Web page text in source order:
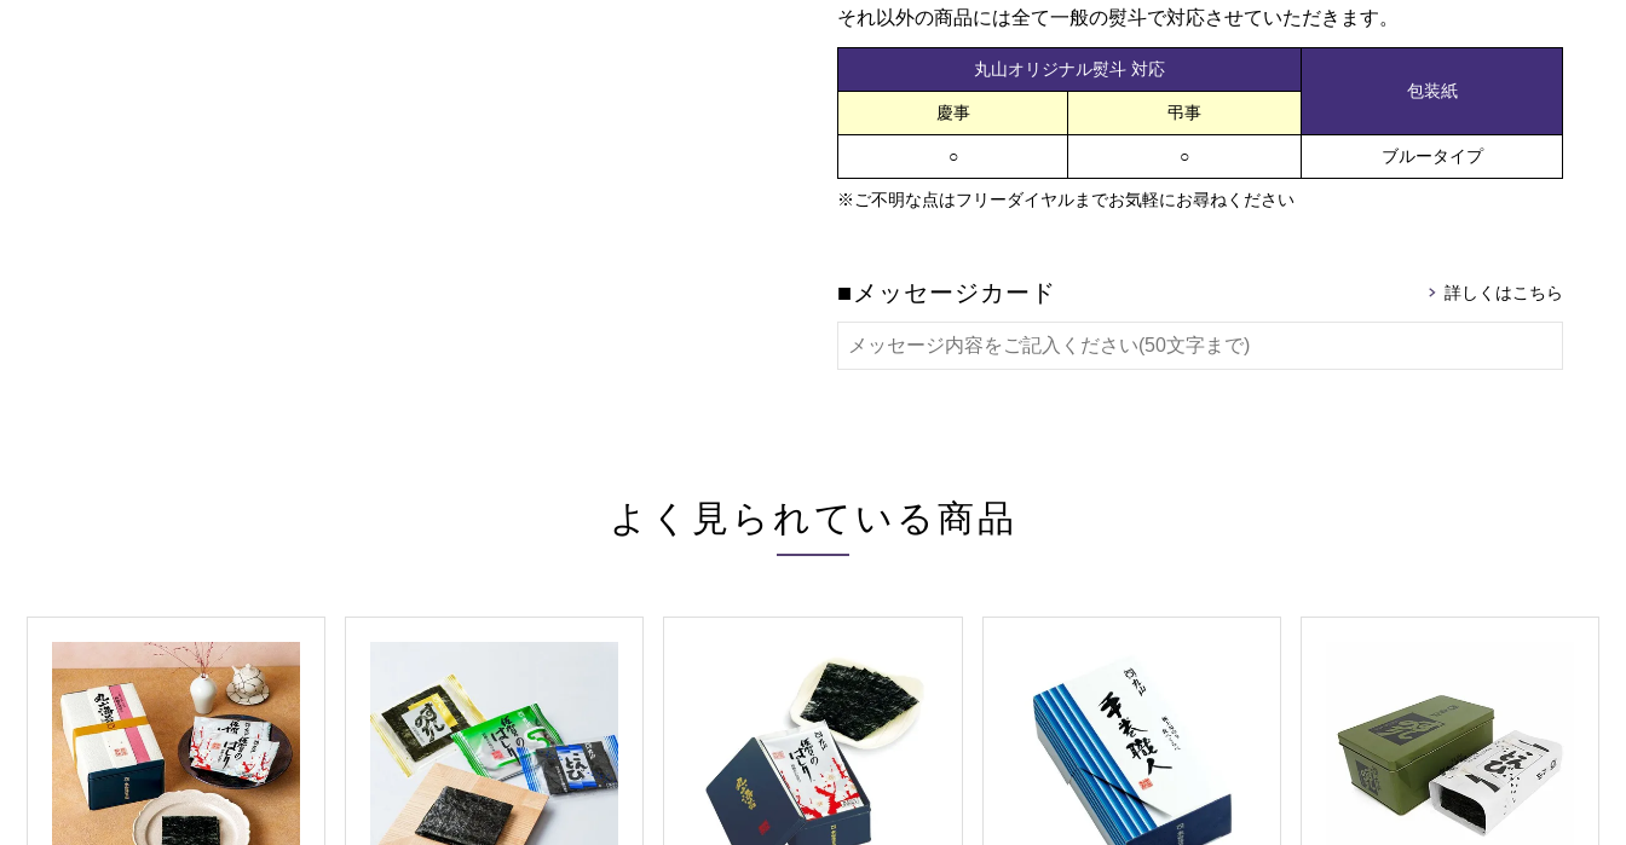
それ以外の商品には全て一般の熨斗で対応させていただきます。
丸山オリジナル熨斗 対応
包装紙
慶事
弔事
○ ○ ブルータイプ
※ご不明な点はフリーダイヤルまでお気軽にお尋ねください
■メッセージカード
よく見られている商品